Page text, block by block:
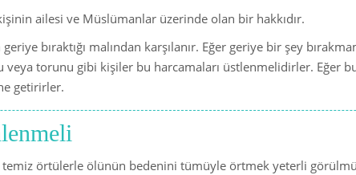
ailesi ve Müslümanlar üzerinde olan bir hakkıdır.
bıraktığı malından karşılanır. Eğer geriye bir şey
veya torunu gibi kişiler bu harcamaları üstlenmelidirler. Eğer
getirirler.
temiz örtülerle ölünün bedenini tümüyle örtmek yeterli